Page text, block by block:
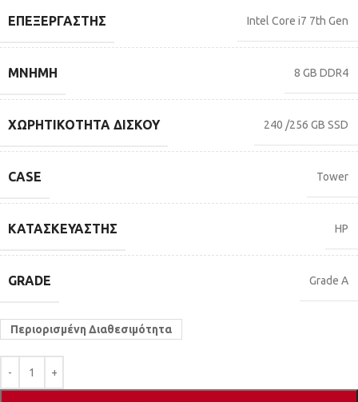
ΕΠΕΞΕΡΓΑΣΤΉΣ Intel Core i7 7th Gen
ΜΝΉΜΗ 8 GB DDR4
ΧΩΡΗΤΙΚΌΤΗΤΑ ΔΊΣΚΟΥ 240 /256 GB SSD
CASE Tower
ΚΑΤΑΣΚΕΥΑΣΤΉΣ HP
GRADE Grade A
Περιορισμένη Διαθεσιμότητα